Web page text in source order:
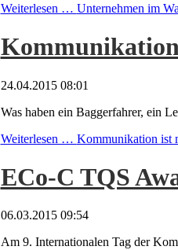
Weiterlesen … Unternehmen im
24.04.2015 08:01
Was haben ein Baggerfahrer, ein
Weiterlesen … Kommunikation ist
ECo-C TQS
06.03.2015 09:54
Am 9. Internationalen Tag der